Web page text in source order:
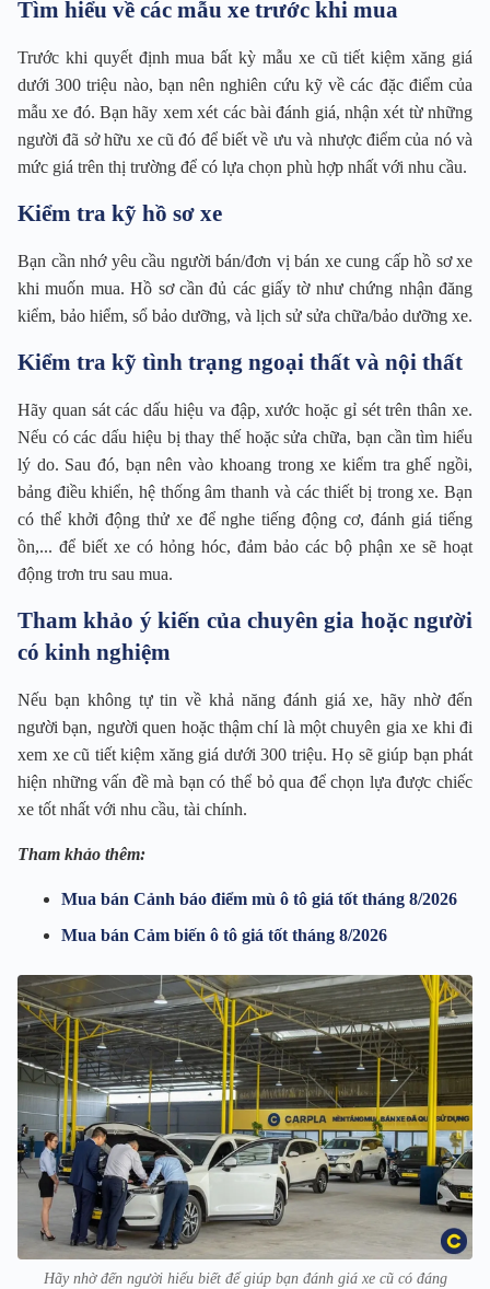
Tìm hiểu về các mẫu xe trước khi mua
Trước khi quyết định mua bất kỳ mẫu xe cũ tiết kiệm xăng giá
dưới 300 triệu nào, bạn nên nghiên cứu kỹ về các đặc điểm của
mẫu xe đó. Bạn hãy xem xét các bài đánh giá, nhận xét từ những
người đã sở hữu xe cũ đó để biết về ưu và nhược điểm của nó và
mức giá trên thị trường để có lựa chọn phù hợp nhất với nhu cầu.
Kiểm tra kỹ hồ sơ xe
Bạn cần nhớ yêu cầu người bán/đơn vị bán xe cung cấp hồ sơ xe
khi muốn mua. Hồ sơ cần đủ các giấy tờ như chứng nhận đăng
kiểm, bảo hiểm, sổ bảo dưỡng, và lịch sử sửa chữa/bảo dưỡng xe.
Kiểm tra kỹ tình trạng ngoại thất và nội thất
Hãy quan sát các dấu hiệu va đập, xước hoặc gỉ sét trên thân xe.
Nếu có các dấu hiệu bị thay thế hoặc sửa chữa, bạn cần tìm hiểu
lý do. Sau đó, bạn nên vào khoang trong xe kiểm tra ghế ngồi,
bảng điều khiển, hệ thống âm thanh và các thiết bị trong xe. Bạn
có thể khởi động thử xe để nghe tiếng động cơ, đánh giá tiếng
ồn,... để biết xe có hỏng hóc, đảm bảo các bộ phận xe sẽ hoạt
động trơn tru sau mua.
Tham khảo ý kiến của chuyên gia hoặc người
có kinh nghiệm
Nếu bạn không tự tin về khả năng đánh giá xe, hãy nhờ đến
người bạn, người quen hoặc thậm chí là một chuyên gia xe khi đi
xem xe cũ tiết kiệm xăng giá dưới 300 triệu. Họ sẽ giúp bạn phát
hiện những vấn đề mà bạn có thể bỏ qua để chọn lựa được chiếc
xe tốt nhất với nhu cầu, tài chính.
Tham khảo thêm:
Mua bán Cảnh báo điểm mù ô tô giá tốt tháng 8/2026
Mua bán Cảm biến ô tô giá tốt tháng 8/2026
Hãy nhờ đến người hiểu biết để giúp bạn đánh giá xe cũ có đáng